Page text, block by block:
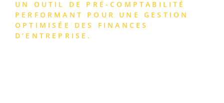
UN OUTIL DE PRÉ-COMPTABILITÉ
PERFORMANT POUR UNE GESTION
OPTIMISÉE DES FINANCES
D’ENTREPRISE.